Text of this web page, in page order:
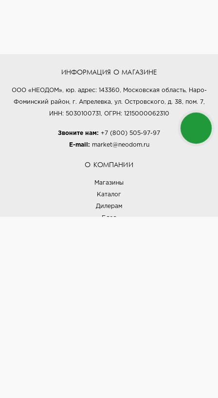
ИНФОРМАЦИЯ О МАГАЗИНЕ
ООО «НЕОДОМ», юр. адрес: 143360, Московская область, Наро-
Фоминский район, г. Апрелевка, ул. Островского, д. 38, пом. 7,
ИНН: 5030100731, ОГРН: 1215000062310
Звоните нам: +7 (800) 505-97-97
E-mail: market@neodom.ru
О КОМПАНИИ
Магазины
Каталог
Дилерам
Блог